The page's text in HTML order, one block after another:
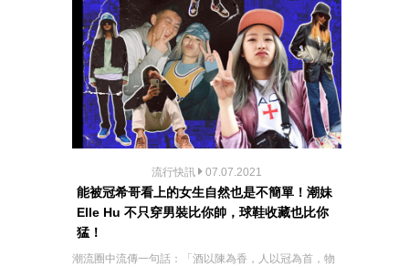
流行快訊 07.07.2021
能被冠希哥看上的女生自然也是不簡單！潮妹
Elle Hu 不只穿男裝比你帥，球鞋收藏也比你
猛！
潮流圈中流傳一句話：「酒以陳為香，人以冠為首，物